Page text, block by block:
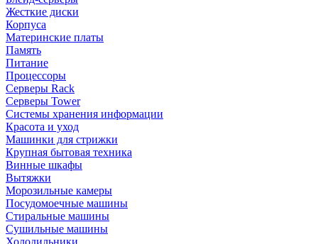
Жесткие диски
Корпуса
Материнские платы
Память
Питание
Процессоры
Серверы Rack
Серверы Tower
Системы хранения информации
Красота и уход
Машинки для стрижки
Крупная бытовая техника
Винные шкафы
Вытяжки
Морозильные камеры
Посудомоечные машины
Стиральные машины
Сушильные машины
Холодильники